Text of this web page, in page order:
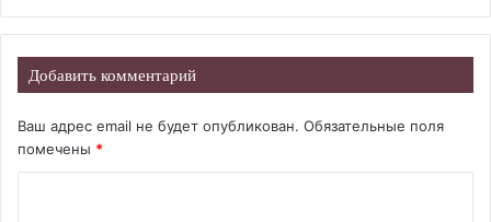
Добавить комментарий
Ваш адрес email не будет опубликован. Обязательные поля
помечены *